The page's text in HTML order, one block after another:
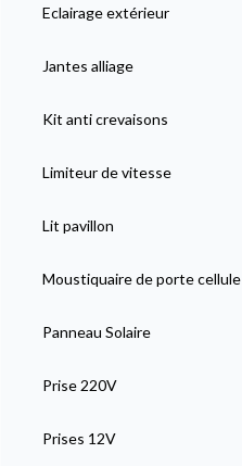
Eclairage extérieur
Jantes alliage
Kit anti crevaisons
Limiteur de vitesse
Lit pavillon
Moustiquaire de porte cellule
Panneau Solaire
Prise 220V
Prises 12V